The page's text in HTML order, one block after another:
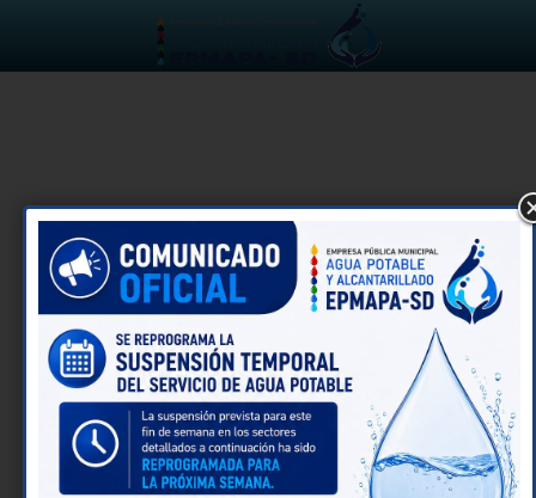
Written byepmapasdon26 de abril de 2026
. Posted
inNoticias
¡SEGUIMOS TRABAJANDO EN
TERRITORIO!
La EPMAPA-SD realiza trabajos de cambio de tubería en
COOP LAS PALMAS, con el objetivo de mejorar la
infraestructura y fortalecer la calidad del servicio para